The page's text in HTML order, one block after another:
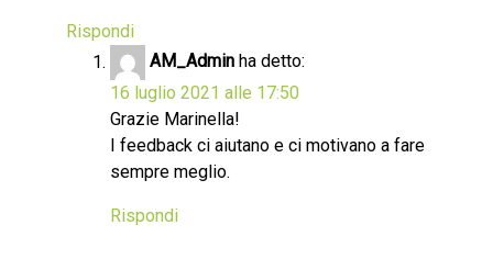
Rispondi
AM_Admin ha detto:
16 luglio 2021 alle 17:50
Grazie Marinella!
I feedback ci aiutano e ci motivano a fare
sempre meglio.
Rispondi